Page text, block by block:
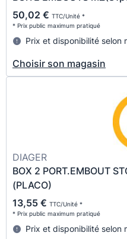
50,02 € TTC/Unité *
* Prix public maximum pratiqué
Prix et disponibilité selon
Choisir son magasin
DIAGER
BOX 2 PORT.EMBOUT
(PLACO)
13,55 € TTC/Unité *
* Prix public maximum pratiqué
Prix et disponibilité selon